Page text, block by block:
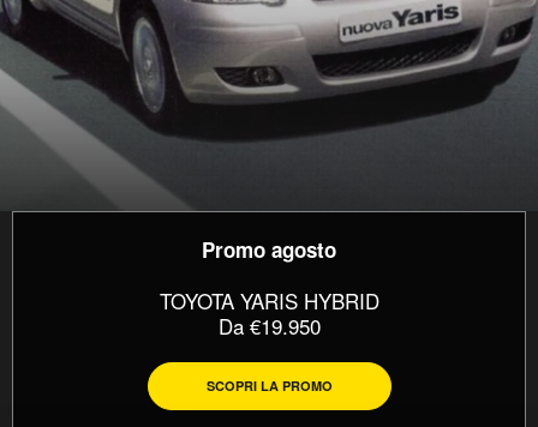
Promo agosto
TOYOTA YARIS HYBRID
Da €19.950
SCOPRI LA PROMO